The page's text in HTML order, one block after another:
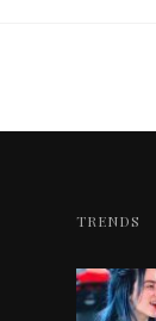
TRENDS